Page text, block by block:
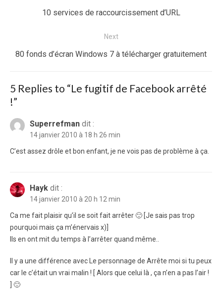
Previous
10 services de raccourcissement d’URL
Next
Next
80 fonds d’écran Windows 7 à télécharger gratuitement
5 Replies to “Le fugitif de Facebook arrêté
!”
Superrefman dit :
14 janvier 2010 à 18 h 26 min
C’est assez drôle et bon enfant, je ne vois pas de problème à ça.
Hayk dit :
14 janvier 2010 à 20 h 12 min
Ca me fait plaisir qu’il se soit fait arrêter 🙂 [Je sais pas trop
pourquoi mais ça m’énervais x)]
Ils en ont mit du temps à l’arrêter quand même..
Il y a une différence avec Le personnage de Arrête moi si tu peux
car le c’était un vrai malin ! [ Alors que celui là , ça n’en a pas l’air !
] 🙂